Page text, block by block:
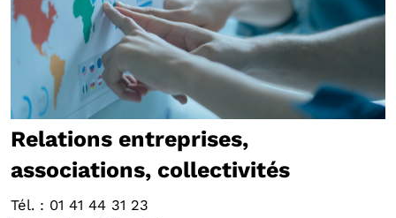
Relations entreprises,
associations, collectivités
Tél. : 01 41 44 31 23